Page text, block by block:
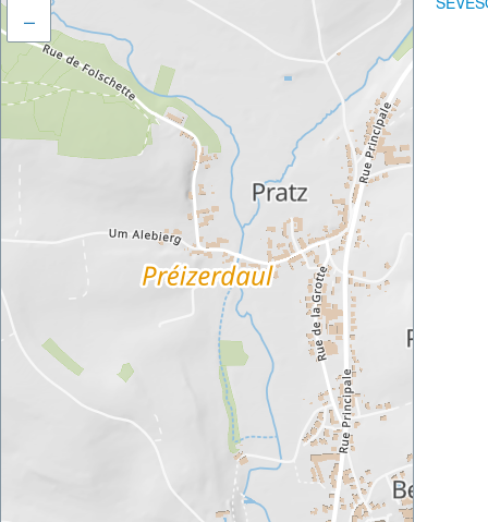
–